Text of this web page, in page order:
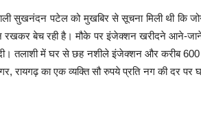
सुखनंदन पटेल को मुखबिर से सूचना मिली थी कि
रखकर बेच रही है। मौके पर इंजेक्शन खरीदने आने-
दी। तलाशी में घर से छह नशीले इंजेक्शन और करीब
रायगढ़ का एक व्यक्ति सौ रुपये प्रति नग की दर पर